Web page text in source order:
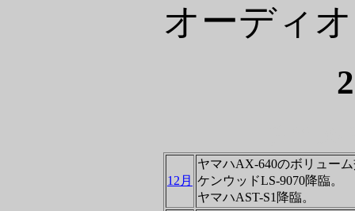
オーディ
12月
ヤマハAX-640のボリュー
ケンウッドLS-9070降臨。
ヤマハAST-S1降臨。